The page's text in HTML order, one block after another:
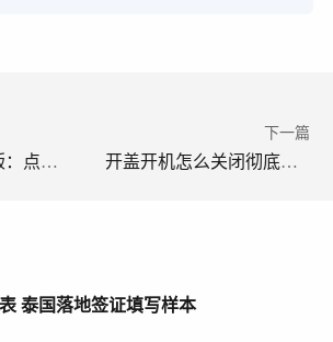
饿了么外卖网页版：点餐、支付、优惠全攻略，轻松在线订餐
下一篇
开盖开机怎么关闭彻底解决笔记本电脑/平板电脑开盖自动开机的问题
泰国落地签证填写样本